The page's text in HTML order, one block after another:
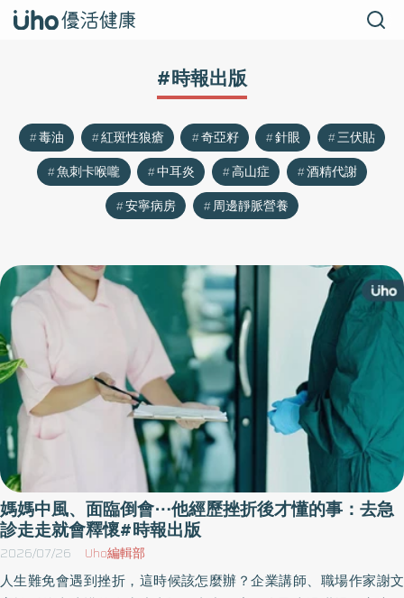
#時報出版
毒油 紅斑性狼瘡 奇亞籽 針眼
三伏貼
魚刺卡喉嚨
中耳炎 高山症
酒精代謝
安寧病房
周邊靜脈營養
媽媽中風、面臨倒會⋯他經歷挫折後才懂的事：去急
診走走就會釋懷#時報出版
2026/07/26 Uho編輯部
人生難免會遇到挫折，這時候該怎麼辦？企業講師、職場作家謝文